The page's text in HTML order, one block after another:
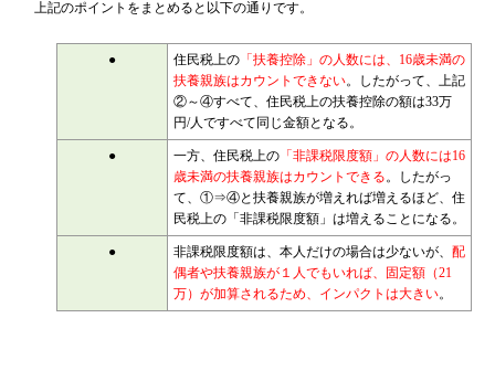
上記のポイントをまとめると以下の通りです。
● 住民税上の 「扶養控除」の人数には、16歳未満の
扶養親族はカウントできない。したがって、上記
②～④すべて、住民税上の扶養控除の額は33万
円/人ですべて同じ金額となる。
● 一方、住民税上の 「非課税限度額」の人数には16
歳未満の扶養親族はカウントできる。したがっ
て、①⇒④と扶養親族が増えれば増えるほど、住
民税上の「非課税限度額」は増えることになる。
● 非課税限度額は、本人だけの場合は少ないが、 配
偶者や扶養親族が１人でもいれば、固定額（21
万）が加算されるため、インパクトは大きい。